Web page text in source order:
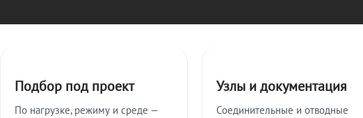
Подбор под проект
По нагрузке, режиму и среде —
Узлы и документация
Соединительные и отводные